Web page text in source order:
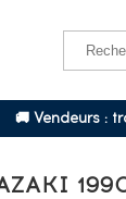
🚚 Vendeurs :